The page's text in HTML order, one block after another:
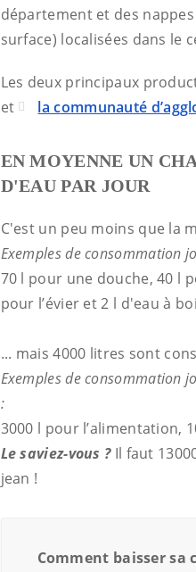
département et des
surface) localisées dans le
Les deux principaux
et
la communauté
EN MOYENNE UN
D'EAU PAR JOUR
C'est un peu moins que la
Exemples de consommation
70 l pour une douche, 40 l
pour l’évier et 2 l d'eau à
... mais 4000 litres sont
Exemples de consommation
:
3000 l pour l’alimentation,
Le saviez-vous ? Il faut
jean !
Comment baisser sa